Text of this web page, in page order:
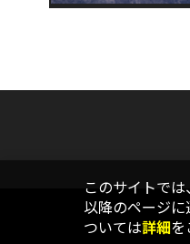
このサイトで
以降のページ
ついては詳細を